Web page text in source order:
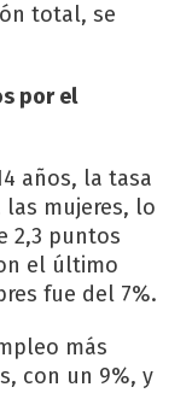
total, se
por el
años, la tasa
las mujeres, lo
2,3 puntos
el último
fue del 7%.
más
con un 9%, y